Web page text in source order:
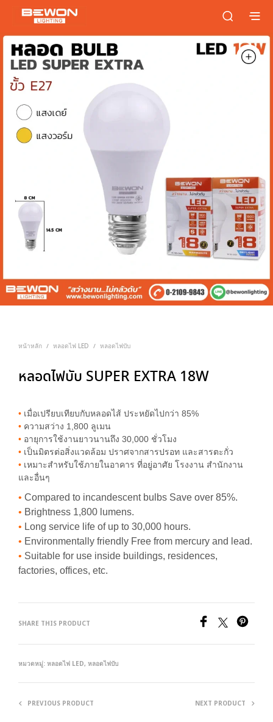
หน้าหลัก / หลอดไฟ LED / หลอดไฟบับ
หลอดไฟบับ SUPER EXTRA 18W
• เมื่อเปรียบเทียบกับหลอดไส้ ประหยัดไปกว่า 85%
• ความสว่าง 1,800 ลูเมน
• อายุการใช้งานยาวนานถึง 30,000 ชั่วโมง
• เป็นมิตรต่อสิ่งแวดล้อม ปราศจากสารปรอท และสารตะกั่ว
• เหมาะสำหรับใช้ภายในอาคาร ที่อยู่อาศัย โรงงาน สำนักงาน
และอื่นๆ
• Compared to incandescent bulbs Save over 85%.
• Brightness 1,800 lumens.
• Long service life of up to 30,000 hours.
• Environmentally friendly Free from mercury and lead.
• Suitable for use inside buildings, residences,
factories, offices, etc.
SHARE THIS PRODUCT
หมวดหมู่: หลอดไฟ LED, หลอดไฟบับ
PREVIOUS PRODUCT NEXT PRODUCT